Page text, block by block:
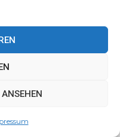
Entwicklungen und
aus, dass Sie damit
Mehr erfahren